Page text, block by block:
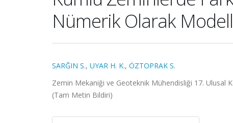
Nümerik Olarak
SARĞIN S., UYAR H. K., ÖZTOPRAK S.
Zemin Mekaniği ve Geoteknik Mühendisliği 17. Ulusal
(Tam Metin Bildiri)